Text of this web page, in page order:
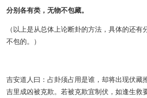
分别各有类，无物不包藏。
（以上是从总体上论断卦的方法，具体的还有
不包的。）
吉安道人曰：占卦须占用是谁，却将出现伏藏
吉里成凶被克欺。若被克欺宜制伏，如逢生救